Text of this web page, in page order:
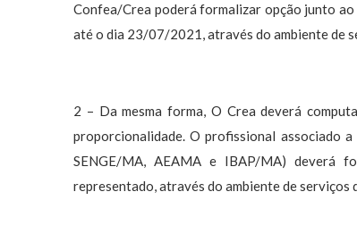
Confea/Crea poderá formalizar opção junto
até o dia 23/07/2021, através do ambiente de
2 – Da mesma forma, O Crea deverá
proporcionalidade. O profissional associado
SENGE/MA, AEAMA e IBAP/MA) deverá
representado, através do ambiente de